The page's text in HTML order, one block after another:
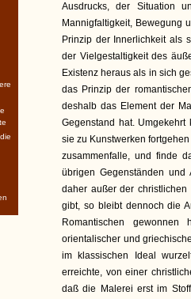
Ausdrucks, der Situation
Mannigfaltigkeit, Bewegung
Prinzip der Innerlichkeit als
der Vielgestaltigkeit des
Existenz heraus als in sich
das Prinzip der
deshalb das Element der
Gegenstand hat.
sie zu Kunstwerken
zusammenfalle, und finde
übrigen Gegenständen
daher außer der
gibt, so bleibt dennoch die
Romantischen
orientalischer und
im klassischen Ideal
erreichte, von einer
daß die Malerei erst im